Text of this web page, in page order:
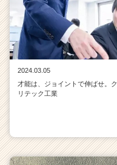
2024.03.05
才能は、ジョイントで伸ばせ。ク
リテック工業